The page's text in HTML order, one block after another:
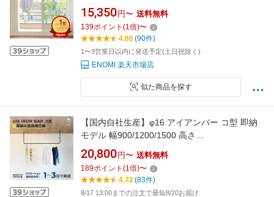
ドリーバー ハンギングバー ハンガーバー アイ
アン ハンガーパイプ インダストリアル 施主支
給 洗面所 ランドリールーム バスルーム リフォ
15,350 円〜 送料無料
139ポイント (1倍)〜
4.66(90件)
1〜3営業日以内に発送予定(土日祝除く)
ENOMI 楽天市場店
似た商品を探す
【国内自社生産】φ16 アイアンバー コ型 即納
モデル 幅900/1200/1500 高さ
400/450/500/550/600 | SULK 物干し 室内干し
ランドリーバー ハンギングバー ハンガーバー
ランドリールーム 洗面 天井 吊るす 新築 リフォ
ーム 施主支給 DIY アイアン 鉄製 黒 クーポン
20,800 円〜 送料無料
189ポイント (1倍)〜
4.72(83件)
8/17 13:00までの注文で最短8/20お届け